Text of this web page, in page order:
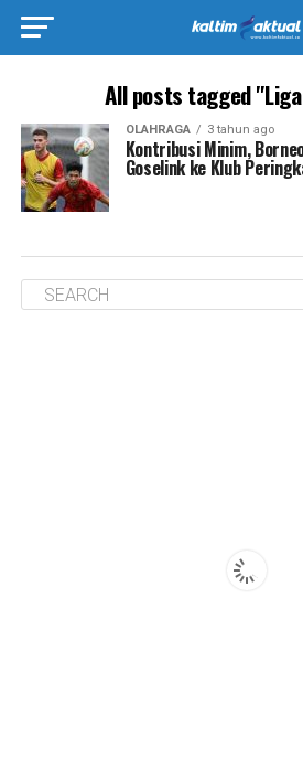
All posts tagged
OLAHRAGA 3 tahun ago
Kontribusi Minim,
Goselink ke Klub